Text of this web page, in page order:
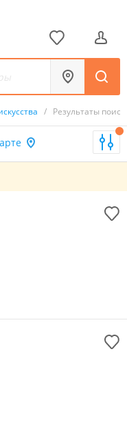
/ Результаты